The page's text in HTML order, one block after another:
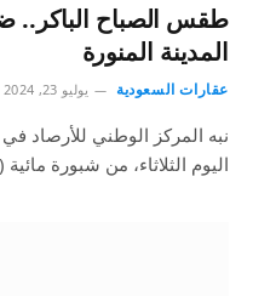
طقس الصباح الباكر..
المدينة المنورة
عقارات السعودية يوليو 23, 2024
نبه المركز الوطني للأرصاد
اليوم الثلاثاء، من شبورة